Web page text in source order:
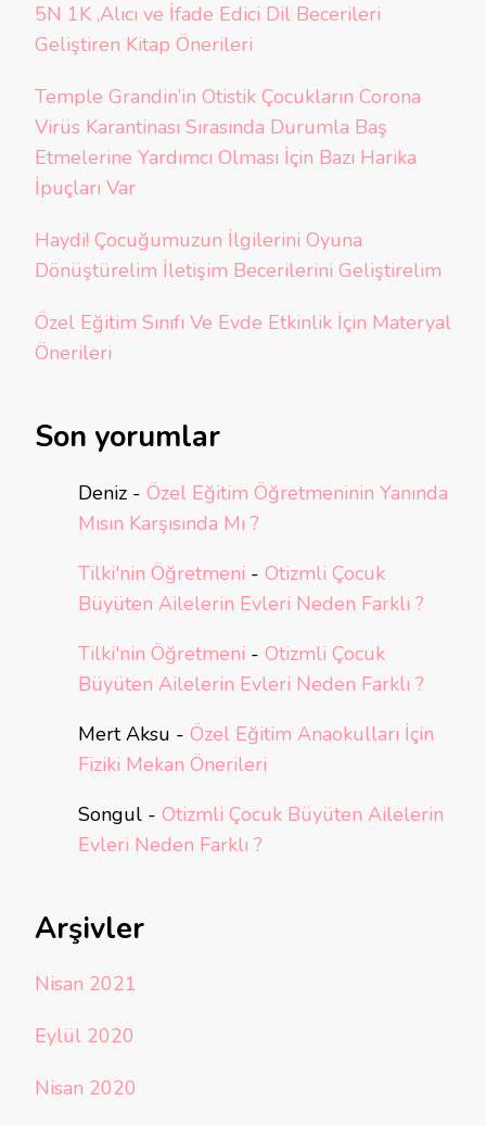
5N 1K ,Alıcı ve İfade Edici Dil Becerileri
Geliştiren Kitap Önerileri
Temple Grandin’in Otistik Çocukların Corona
Virüs Karantinası Sırasında Durumla Baş
Etmelerine Yardımcı Olması İçin Bazı Harika
İpuçları Var
Haydi! Çocuğumuzun İlgilerini Oyuna
Dönüştürelim İletişim Becerilerini Geliştirelim
Özel Eğitim Sınıfı Ve Evde Etkinlik İçin Materyal
Önerileri
Son yorumlar
Deniz - Özel Eğitim Öğretmeninin Yanında
Mısın Karşısında Mı ?
Tilki'nin Öğretmeni - Otizmli Çocuk
Büyüten Ailelerin Evleri Neden Farklı ?
Tilki'nin Öğretmeni - Otizmli Çocuk
Büyüten Ailelerin Evleri Neden Farklı ?
Mert Aksu - Özel Eğitim Anaokulları İçin
Fiziki Mekan Önerileri
Songul - Otizmli Çocuk Büyüten Ailelerin
Evleri Neden Farklı ?
Arşivler
Nisan 2021
Eylül 2020
Nisan 2020